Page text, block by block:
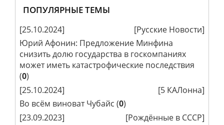
ПОПУЛЯРНЫЕ ТЕМЫ
[25.10.2024] [Русские Новости]
Юрий Афонин: Предложение Минфина
снизить долю государства в госкомпаниях
может иметь катастрофические последствия
(0)
[25.10.2024]
[5 КАЛонна]
Во всём виноват Чубайс (0)
[23.09.2023]
[Рождённые в СССР]